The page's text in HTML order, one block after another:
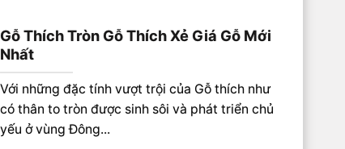
Gỗ Thích Tròn Gỗ Thích Xẻ Giá Gỗ Mới
Nhất
Với những đặc tính vượt trội của Gỗ thích như
có thân to tròn được sinh sôi và phát triển chủ
yếu ở vùng Đông...